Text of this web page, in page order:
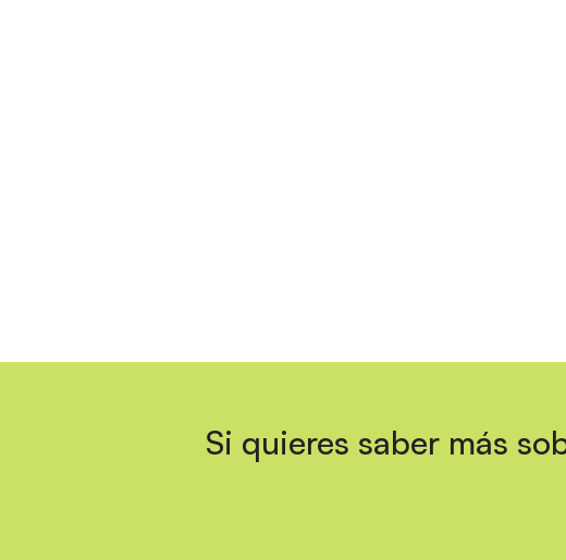
Si quieres saber más